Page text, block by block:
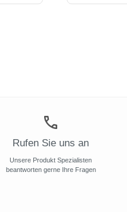
Rufen Sie uns an
Unsere Produkt Spezialisten
beantworten gerne Ihre Fragen